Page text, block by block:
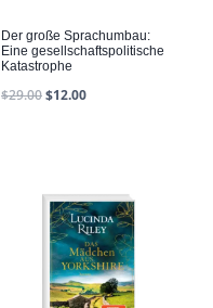
Der große Sprachumbau:
Eine gesellschaftspolitische
Katastrophe
$29.00$12.00